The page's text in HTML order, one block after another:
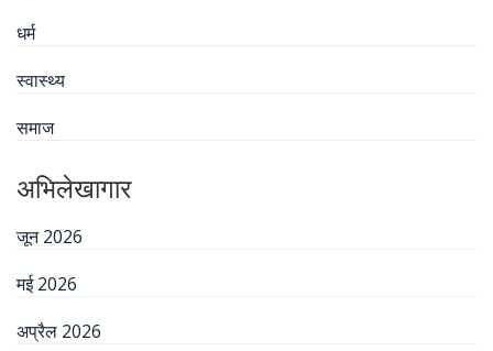
धर्म
स्वास्थ्य
समाज
अभिलेखागार
जून 2026
मई 2026
अप्रैल 2026